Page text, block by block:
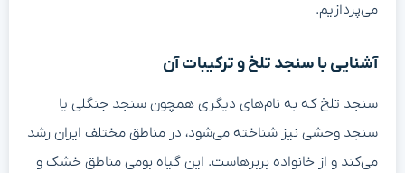
می‌پردازیم.
آشنایی با سنجد تلخ و ترکیبات آن
سنجد تلخ که به نام‌های دیگری همچون سنجد جنگلی یا
سنجد وحشی نیز شناخته می‌شود، در مناطق مختلف ایران رشد
می‌کند و از خانواده بربرهاست. این گیاه بومی مناطق خشک و